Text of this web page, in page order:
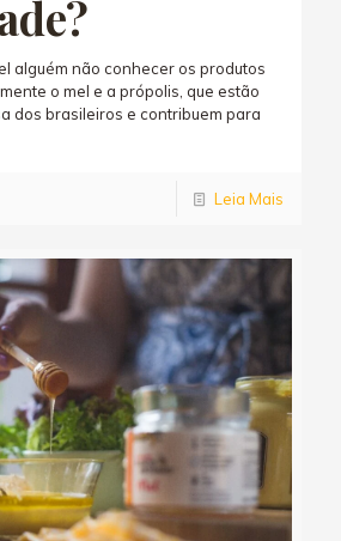
alguém não conhecer os produtos
o mel e a própolis, que estão
dos brasileiros e contribuem para
Leia Mais